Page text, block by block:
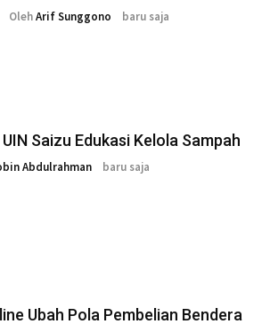
OlehArif Sunggono baru saja
Saizu Edukasi Kelola Sampah
Abdulrahman baru saja
Ubah Pola Pembelian Bendera